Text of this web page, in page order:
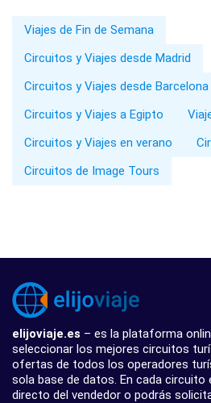
Viajes de Fin de Semana
Circuitos y Viajes desde Madrid
Circuitos y Viajes desde Barcelona
Circuitos y Viajes a Egipto
Circuitos y Viajes en verano
Circuitos de Image Tours
elijoviaje.es – es la plataforma
seleccionar los mejores circuitos
ofertas de todos los operadores
sola base de datos. En cada
directo del vendedor o podrás